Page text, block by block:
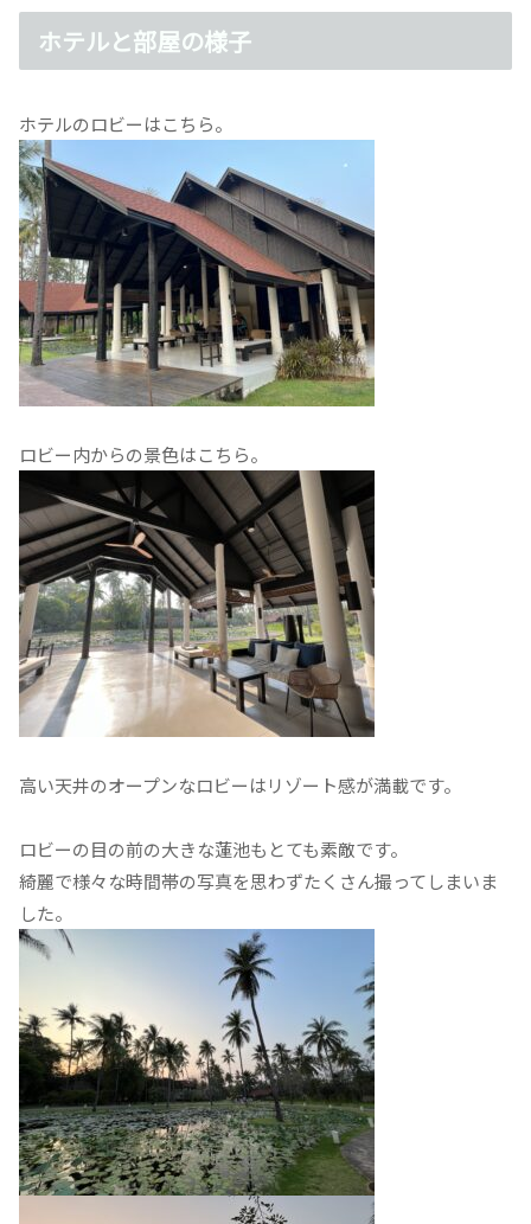
ホテルと部屋の様子
ホテルのロビーはこちら。
ロビー内からの景色はこちら。
高い天井のオープンなロビーはリゾート感が満載です。
ロビーの目の前の大きな蓮池もとても素敵です。
綺麗で様々な時間帯の写真を思わずたくさん撮ってしまいま
した。